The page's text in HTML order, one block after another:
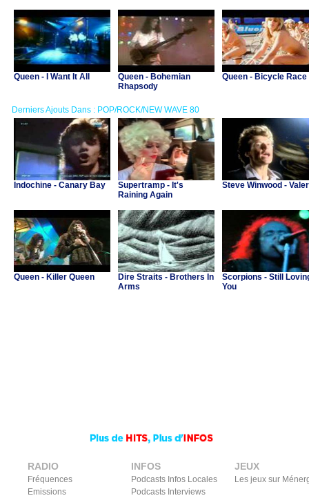
Queen - I Want It All
Queen - Bohemian
Rhapsody
Queen - Bicycle Race
Derniers Ajouts Dans : POP/ROCK/NEW WAVE 80
Indochine - Canary Bay
Supertramp - It's
Raining Again
Steve Winwood -
Queen - Killer Queen
Dire Straits - Brothers In
Arms
Scorpions - Still
You
RADIO
Fréquences
Emissions
INFOS
Podcasts Infos Locales
Podcasts Interviews
JEUX
Les jeux sur